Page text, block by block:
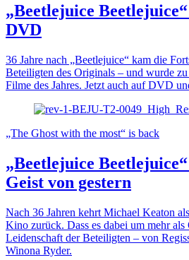
„Beetlejuice
DVD
36 Jahre nach „Beetlejuice“ kam die
Beteiligten des Originals – und wurde
Filme des Jahres. Jetzt auch auf DVD
„The Ghost with the most“ is back
„Beetlejuice
Geist von gestern
Nach 36 Jahren kehrt Michael Keaton
Kino zurück. Dass es dabei um mehr
Leidenschaft der Beteiligten – von
Winona Ryder.